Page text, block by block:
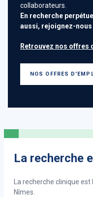
coordonnent,
valeurs communes du
même : apporter un
collaborateurs.
En recherche
aussi, rejoignez-nous
Retrouvez nos offres
NOS OFFRES
La recherche
La recherche clinique est
Nîmes.